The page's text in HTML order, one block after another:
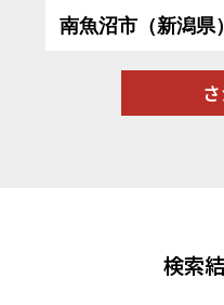
肉
加工品等
自治体から選ぶ
北
東
検索